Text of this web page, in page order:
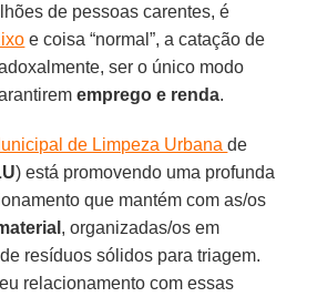
de pessoas carentes, é
lixo e coisa “normal”, a catação de
ser o único modo
emprego e renda.
de Limpeza Urbanade
) está promovendo uma profunda
que mantém com as/os
, organizadas/os em
resíduos sólidos para triagem.
relacionamento com essas